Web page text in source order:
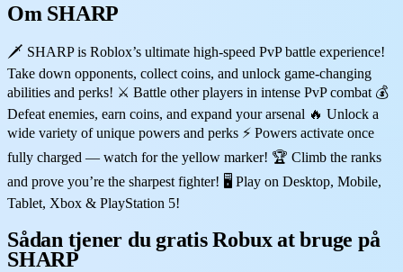
Om SHARP
🗡️ SHARP is Roblox’s ultimate high-speed PvP battle experience!
Take down opponents, collect coins, and unlock game-changing
abilities and perks! ⚔️ Battle other players in intense PvP combat 💰
Defeat enemies, earn coins, and expand your arsenal 🔥 Unlock a
wide variety of unique powers and perks ⚡ Powers activate once
fully charged — watch for the yellow marker! 🏆 Climb the ranks
and prove you’re the sharpest fighter! 🖥️ Play on Desktop, Mobile,
Tablet, Xbox & PlayStation 5!
Sådan tjener du gratis Robux at bruge på
SHARP